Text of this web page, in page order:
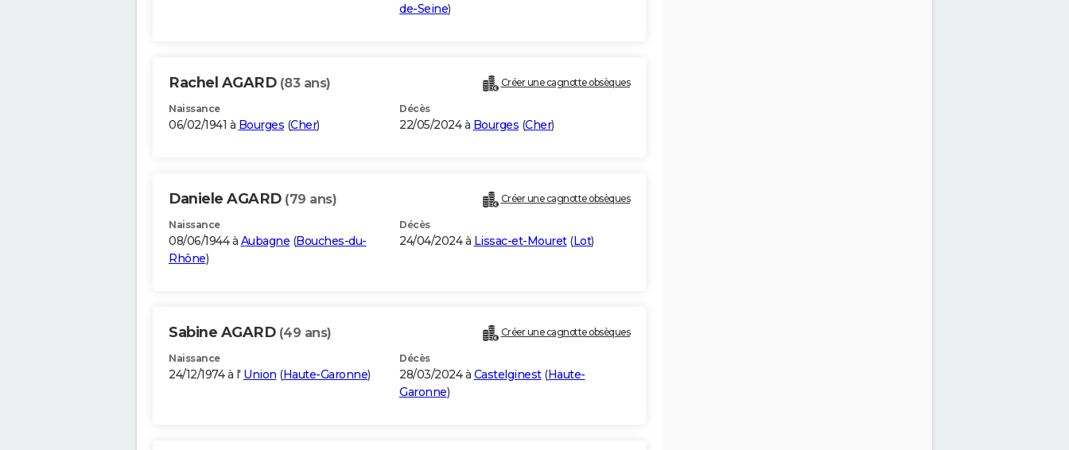
de-Seine)
Rachel AGARD (83 ans) Créer une cagnotte obsèques
Naissance
06/02/1941 à Bourges (Cher)
Décès
22/05/2024 à Bourges (Cher)
Daniele AGARD (79 ans) Créer une cagnotte obsèques
Naissance
08/06/1944 à Aubagne (Bouches-du-
Rhône)
Décès
24/04/2024 à Lissac-et-Mouret(Lot)
Sabine AGARD (49 ans) Créer une cagnotte obsèques
Naissance
24/12/1974 à l' Union (Haute-Garonne)
Décès
28/03/2024 à Castelginest(Haute-
Garonne)